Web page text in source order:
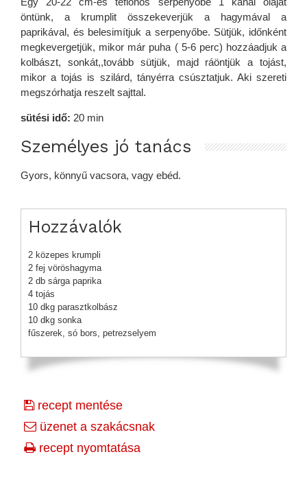
öntünk, a krumplit összekeverjük a hagymával a
paprikával, és belesimítjuk a serpenyőbe. Sütjük, időnként
megkevergetjük, mikor már puha ( 5-6 perc) hozzáadjuk a
kolbászt, sonkát,,tovább sütjük, majd ráöntjük a tojást,
mikor a tojás is szilárd, tányérra csúsztatjuk. Aki szereti
megszórhatja reszelt sajttal.
sütési idő: 20 min
Személyes jó tanács
Gyors, könnyű vacsora, vagy ebéd.
Hozzávalók
2 közepes krumpli
2 fej vöröshagyma
2 db sárga paprika
4 tojás
10 dkg parasztkolbász
10 dkg sonka
fűszerek, só bors, petrezselyem
recept mentése
üzenet a szakácsnak
recept nyomtatása